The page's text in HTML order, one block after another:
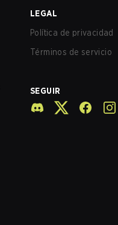
LEGAL
Política de privacidad
Términos de servicio
SEGUIR